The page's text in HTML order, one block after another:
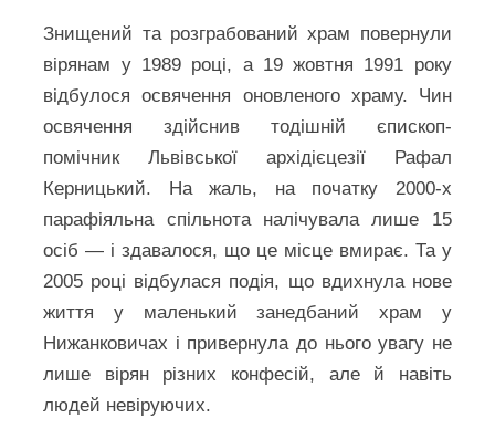
Знищений та розграбований храм повернули
вірянам у 1989 році, а 19 жовтня 1991 року
відбулося освячення оновленого храму. Чин
освячення здійснив тодішній єпископ-
помічник Львівської архідієцезії Рафал
Керницький. На жаль, на початку 2000‑х
парафіяльна спільнота налічувала лише 15
осіб — і здавалося, що це місце вмирає. Та у
2005 році відбулася подія, що вдихнула нове
життя у маленький занедбаний храм у
Нижанковичах і привернула до нього увагу не
лише вірян різних конфесій, але й навіть
людей невіруючих.